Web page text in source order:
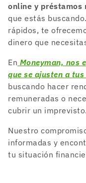
online y préstamos
que estás
rápidos, te
dinero que
En Moneyman, nos
que se ajusten a tus
buscando hacer
remuneradas o
cubrir un imprevisto.
Nuestro
informadas y
tu situación